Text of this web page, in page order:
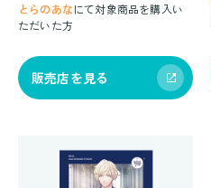
とらのあな にて対象商品を購入い
ただいた方
販売店を見る